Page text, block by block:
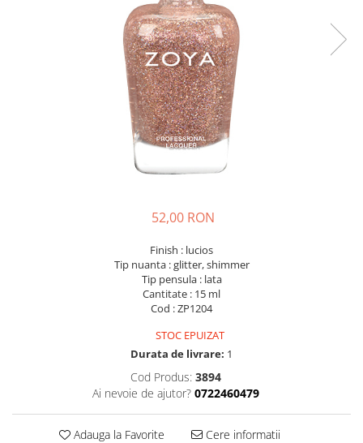
52,00 RON
Finish : lucios
Tip nuanta : glitter, shimmer
Tip pensula : lata
Cantitate : 15 ml
Cod : ZP1204
STOC EPUIZAT
Durata de livrare: 1
Cod Produs: 3894
Ai nevoie de ajutor? 0722460479
Adauga la Favorite Cere informatii